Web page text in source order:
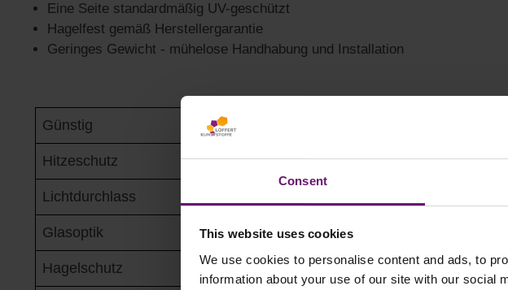
Consent
This website uses cookies
We use cookies to personalise content and ads, to
information about your use of our site with our social
Eine Seite standardmäßig UV-geschützt
Hagelfest gemäß Herstellergarantie
Geringes Gewicht - mühelose Handhabung und Installation
Günstig ✓✓✓✓
Hitzeschutz ✓
Lichtdurchlass
Glasoptik ✓✓✓
Hagelschutz ✓✓✓✓